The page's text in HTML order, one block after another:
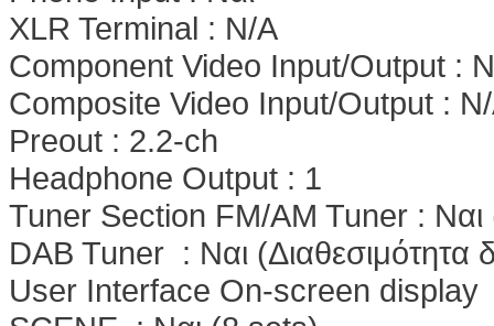
XLR Terminal : N/A
Component Video Input/Output :
Composite Video Input/Output :
Preout : 2.2-ch
Headphone Output : 1
Tuner Section FM/AM Tuner : Nαι
DAB Tuner : Nαι (Διαθεσιμότητα
User Interface On-screen